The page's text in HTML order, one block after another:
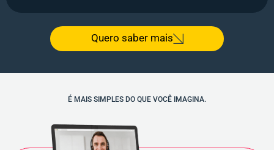
Quero saber mais
É MAIS SIMPLES DO QUE VOCÊ IMAGINA.